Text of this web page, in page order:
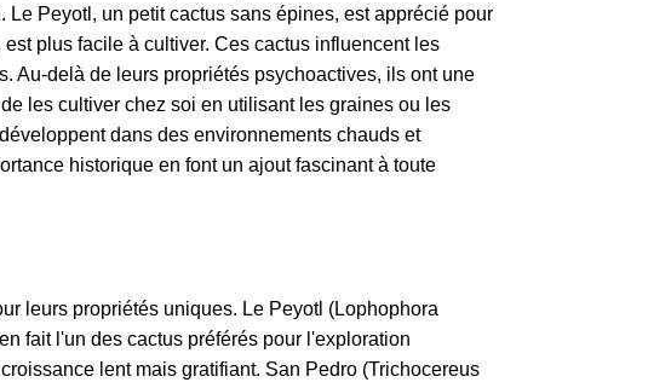
Peyotl, un petit cactus sans épines, est apprécié pour
plus facile à cultiver. Ces cactus influencent les
Au-delà de leurs propriétés psychoactives, ils ont une
les cultiver chez soi en utilisant les graines ou les
dans des environnements chauds et
historique en font un ajout fascinant à toute
leurs propriétés uniques. Le Peyotl (Lophophora
fait l'un des cactus préférés pour l'exploration
lent mais gratifiant. San Pedro (Trichocereus